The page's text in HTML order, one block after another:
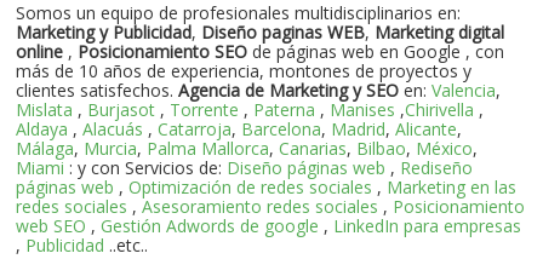
Somos un equipo de profesionales multidisciplinarios en:
Marketing y Publicidad, Diseño paginas WEB, Marketing digital
online , Posicionamiento SEO de páginas web en Google , con
más de 10 años de experiencia, montones de proyectos y
clientes satisfechos.Agencia de Marketing y SEO en:Valencia,
Mislata , Burjasot , Torrente , Paterna , Manises ,Chirivella ,
Aldaya ,Alacuás ,Catarroja, Barcelona, Madrid,Alicante,
Málaga, Murcia, Palma Mallorca,Canarias, Bilbao, México,
Miami : y con Servicios de: Diseño páginas web , Rediseño
páginas web ,Optimización de redes sociales , Marketing en las
redes sociales ,Asesoramiento redes sociales , Posicionamiento
web SEO , Gestión Adwords de google , LinkedIn para empresas
, Publicidad ..etc..